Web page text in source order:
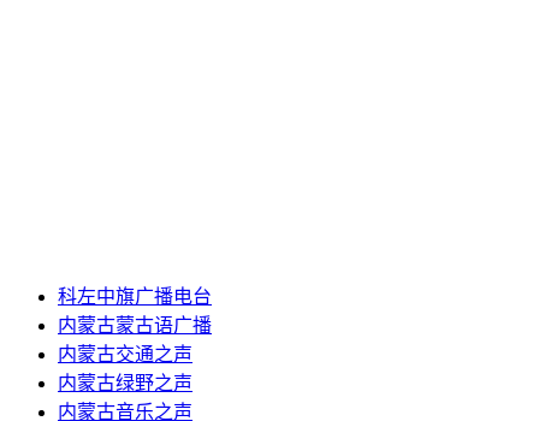
科左中旗广播电台
内蒙古蒙古语广播
内蒙古交通之声
内蒙古绿野之声
内蒙古音乐之声